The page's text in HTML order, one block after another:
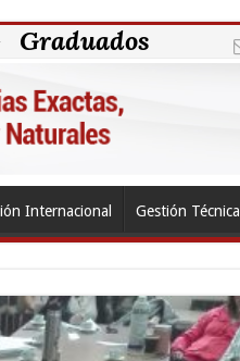
Graduados
Internacional Gestión Técnica